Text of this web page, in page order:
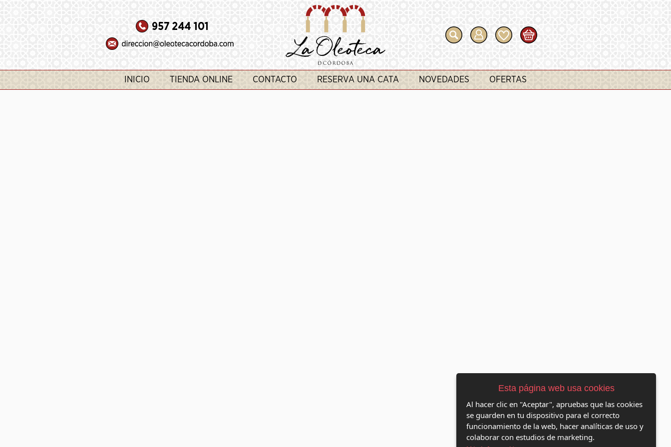
INICIO TIENDA ONLINE CONTACTO RESERVA UNA CATA NOVEDADES OFERTAS
Esta página web usa cookies
Al hacer clic en "Aceptar", apruebas que las cookies
se guarden en tu dispositivo para el correcto
funcionamiento de la web, hacer analíticas de uso y
colaborar con estudios de marketing.